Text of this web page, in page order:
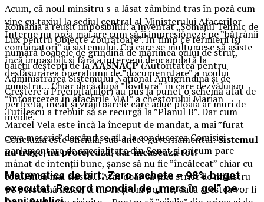
Acum, că noul minsitru s-a lăsat zâmbind tras în poză cum
vine cu taxiul la sediul central al Ministerului Afacerilor
Interne nu prea mai are cum să îi impresioneze pe ”bătrânii
combinatori” ai sistemului. Cei care se mulțumesc să asiste
încă impasibili și fără a interveni deocamdată la
desfășurarea operațiunii de ”documenntare” a noului
ministru… Chiar dacă după ”lovitura” în care dezvăluiam
”întoarcerea în afacerile MAI” a chestorului Marian
Tutilescu a trebuit să se recurgă la ”Planul B”. Dar cum
Marcel Vela este încă la început de mandat, a mai ”furat
ceva meserie” de când se afla la conducerea Comisiei
parlamentare de specialitate din Senat și oricum pare
mânat de intenții bune, șanse să nu fie ”încălecat” chiar cu
totul încă mai există… Atât doar că ține strict de ministru
pe persoană fizică, ci nu ca și om politic, dacă acestea vor fi
România a reușit imposibilul: a inventat „Șomajul Tehnic de
Lux pentru Obiecte Zburătoare”. În timp ce fermierii își
numără boabele de grindină de mărimea oului de struț,
băieții deștepți de laAASNACP(Autoritatea pentru
Administrarea Sistemului Național Antigrindină și de
Creștere a Precipitațiilor) au pus la punct o schemă atât de
perfectă, încât și vrăjitoarele care aduc ploaia ar muri de
invidie.
Concluzia este oficială, sub antet guvernamental:Sistemul
nu trage, nu protejează, dar încasează tot!
Matematica de birt: Zero rachete = 98% buget
executat. Record mondial de „mers în gol” pe